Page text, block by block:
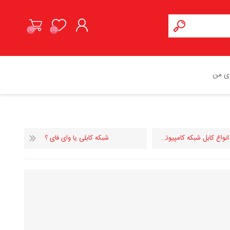
(0)
(0)
من
کابل شبکه کامپیوتری شبکه کابلی یا وای فای ؟